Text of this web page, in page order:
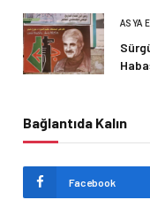
ASYA
Bağlantıda Kalın
Facebook